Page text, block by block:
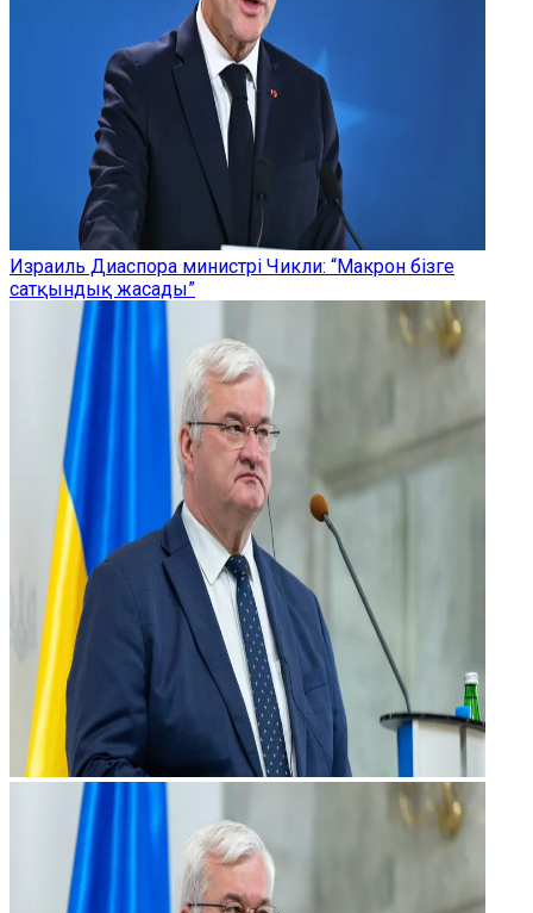
Израиль Диаспора министрі Чикли: “Макрон бізге
сатқындық жасады”